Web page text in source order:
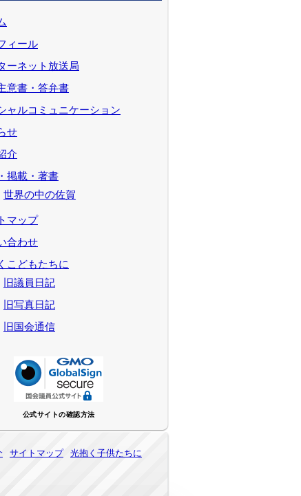
ィール
ーネット放送局
意書・答弁書
ャルコミュニケーション
せ
介
掲載・著書
世界の中の佐賀
マップ
合わせ
こどもたちに
旧議員日記
旧写真日記
旧国会通信
公式サイトの確認方法
サイトマップ
光抱く子供たちに